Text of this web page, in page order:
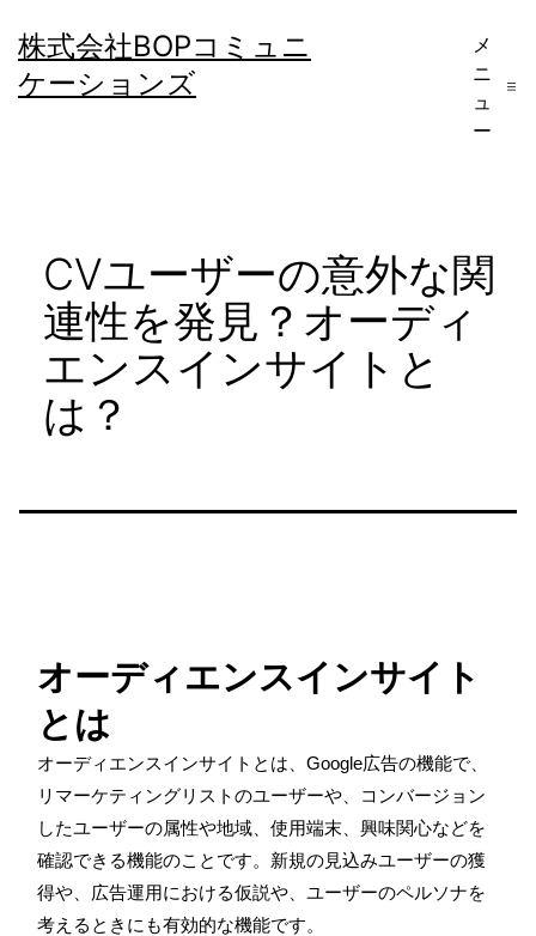
ン
テ
株式会社BOPコミュニ
ケーションズ
メ
ニ
ュ
ー
CVユーザーの意外な関
連性を発見？オーディ
エンスインサイトと
は？
オーディエンスインサイト
とは
オーディエンスインサイトとは、 Google広告の機能で、
リマーケティングリストのユーザーや、コンバージョン
したユーザーの属性や地域、使用端末、興味関心などを
確認できる機能のことです。新規の見込みユーザーの獲
得や、広告運用における仮説や、ユーザーのペルソナを
考えるときにも有効的な機能です。